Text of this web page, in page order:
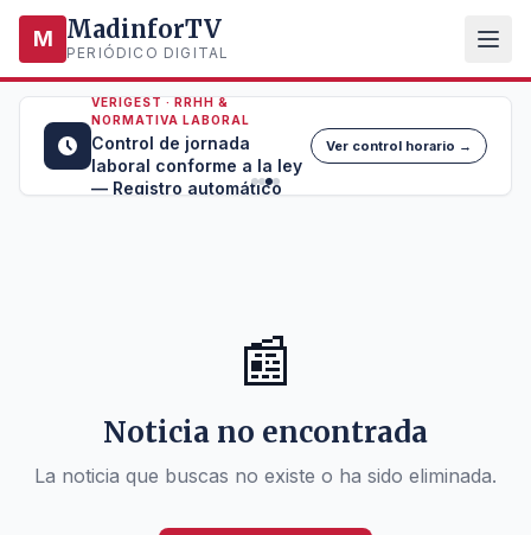
M MadinforTV
PERIÓDICO DIGITAL
VERIGEST · RRHH &
NORMATIVA LABORAL
Control de jornada
laboral conforme a la ley
— Registro automático
Ver control horario →
📰
Noticia no encontrada
La noticia que buscas no existe o ha sido eliminada.